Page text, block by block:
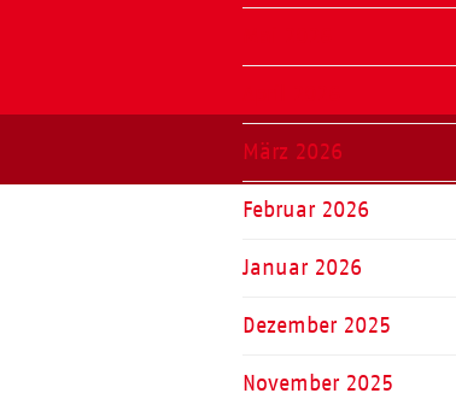
März 2026
Februar 2026
Januar 2026
Dezember 2025
November 2025